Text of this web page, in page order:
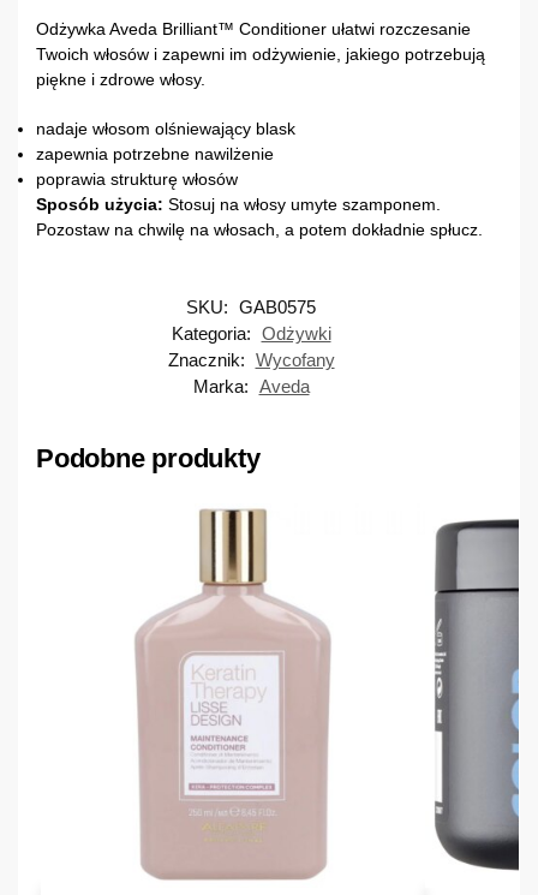
Odżywka Aveda Brilliant™ Conditioner ułatwi rozczesanie
Twoich włosów i zapewni im odżywienie, jakiego potrzebują
piękne i zdrowe włosy.
nadaje włosom olśniewający blask
zapewnia potrzebne nawilżenie
poprawia strukturę włosów
Sposób użycia: Stosuj na włosy umyte szamponem.
Pozostaw na chwilę na włosach, a potem dokładnie spłucz.
SKU: GAB0575
Kategoria: Odżywki
Znacznik: Wycofany
Marka: Aveda
Podobne produkty